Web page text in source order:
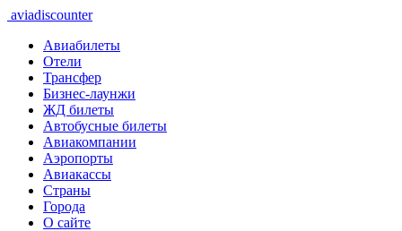
aviadiscounter
Авиабилеты
Отели
Трансфер
Бизнес-лаунжи
ЖД билеты
Автобусные билеты
Авиакомпании
Аэропорты
Авиакассы
Страны
Города
О сайте